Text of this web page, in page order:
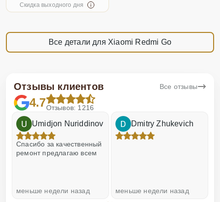
Скидка выходного дня
Все детали для Xiaomi Redmi Go
Отзывы клиентов Все отзывы
4.7Отзывов: 1216
Umidjon Nuriddinov
Спасибо за качественный
ремонт предлагаю всем
меньше недели назад
Dmitry Zhukevich
меньше недели назад